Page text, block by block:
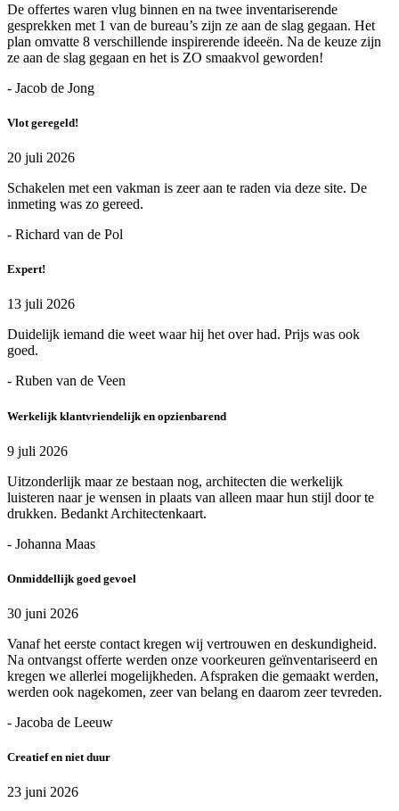
De offertes waren vlug binnen en na twee inventariserende
gesprekken met 1 van de bureau’s zijn ze aan de slag gegaan. Het
plan omvatte 8 verschillende inspirerende ideeën. Na de keuze zijn
ze aan de slag gegaan en het is ZO smaakvol geworden!
- Jacob de Jong
Vlot geregeld!
20 juli 2026
Schakelen met een vakman is zeer aan te raden via deze site. De
inmeting was zo gereed.
- Richard van de Pol
Expert!
13 juli 2026
Duidelijk iemand die weet waar hij het over had. Prijs was ook
goed.
- Ruben van de Veen
Werkelijk klantvriendelijk en opzienbarend
9 juli 2026
Uitzonderlijk maar ze bestaan nog, architecten die werkelijk
luisteren naar je wensen in plaats van alleen maar hun stijl door te
drukken. Bedankt Architectenkaart.
- Johanna Maas
Onmiddellijk goed gevoel
30 juni 2026
Vanaf het eerste contact kregen wij vertrouwen en deskundigheid.
Na ontvangst offerte werden onze voorkeuren geïnventariseerd en
kregen we allerlei mogelijkheden. Afspraken die gemaakt werden,
werden ook nagekomen, zeer van belang en daarom zeer tevreden.
- Jacoba de Leeuw
Creatief en niet duur
23 juni 2026